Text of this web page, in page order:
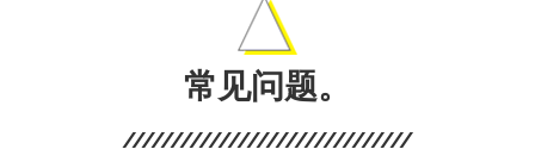
常见问题。